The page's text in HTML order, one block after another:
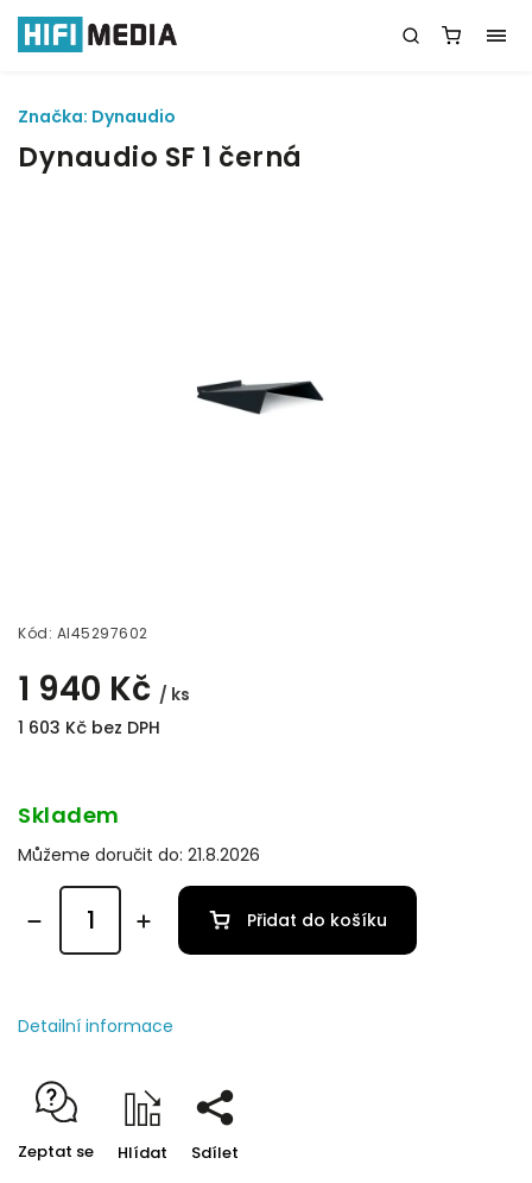
Dynaudio SF 1 černá
Kód: AI45297602
1 940 Kč / ks
1 603 Kč bez DPH
Značka: Dynaudio
Skladem
Můžeme doručit do: 21.8.2026
Přidat do košíku
Detailní informace
Zeptat se Hlídat Sdílet